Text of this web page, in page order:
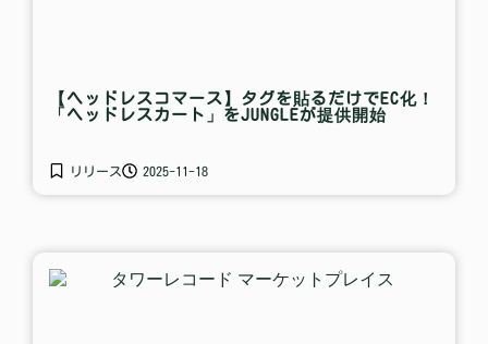
【ヘッドレスコマース】タグを貼るだけでEC化！
「ヘッドレスカート」をJUNGLEが提供開始
リリース 2025-11-18